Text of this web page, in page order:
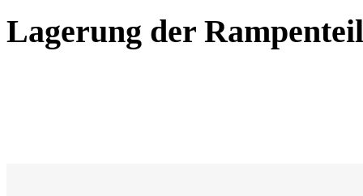
Lagerung der